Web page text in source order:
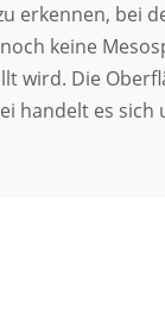
erkennen, bei
keine
wird. Die
handelt es